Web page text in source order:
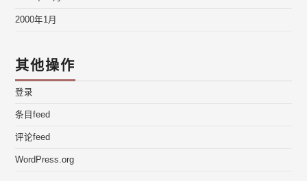
2000年1月
其他操作
登录
条目feed
评论feed
WordPress.org